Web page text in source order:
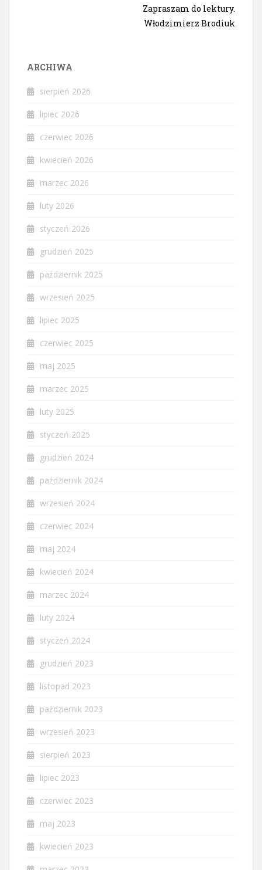
Zapraszam do lektury.
Włodzimierz Brodiuk
ARCHIWA
sierpień 2026
lipiec 2026
czerwiec 2026
kwiecień 2026
marzec 2026
luty 2026
styczeń 2026
grudzień 2025
październik 2025
wrzesień 2025
lipiec 2025
czerwiec 2025
maj 2025
marzec 2025
luty 2025
styczeń 2025
grudzień 2024
październik 2024
wrzesień 2024
czerwiec 2024
maj 2024
kwiecień 2024
marzec 2024
luty 2024
styczeń 2024
grudzień 2023
listopad 2023
październik 2023
wrzesień 2023
sierpień 2023
lipiec 2023
czerwiec 2023
maj 2023
kwiecień 2023